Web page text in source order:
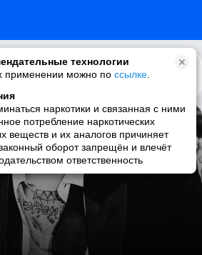
технологии
применении можно по ссылке
наркотики и связанная с ними
потребление наркотических
веществ и их аналогов причиняет
оборот запрещён и влечёт
ответственность